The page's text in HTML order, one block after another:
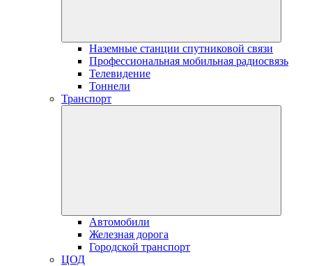
Наземные станции спутниковой связи
Профессиональная мобильная радиосвязь
Телевидение
Тоннели
Транспорт
Автомобили
Железная дорога
Городской транспорт
ЦОД